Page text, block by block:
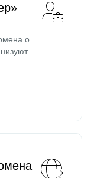
о